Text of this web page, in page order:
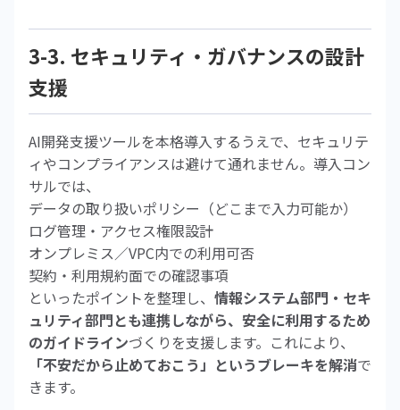
3-3. セキュリティ・ガバナンスの設計
支援
AI開発支援ツールを本格導入するうえで、セキュリテ
ィやコンプライアンスは避けて通れません。導入コン
サルでは、
データの取り扱いポリシー（どこまで入力可能か）
ログ管理・アクセス権限設計
オンプレミス／VPC内での利用可否
契約・利用規約面での確認事項
といったポイントを整理し、 情報システム部門・セキ
ュリティ部門とも連携しながら、安全に利用するため
のガイドラインづくりを支援します。これにより、
「不安だから止めておこう」というブレーキを解消で
きます。